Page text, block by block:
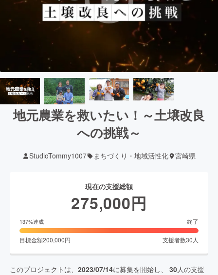
地元農業を救いたい！～土壌改良
への挑戦～
StudioTommy1007 まちづくり・地域活性化 宮崎県
現在の支援総額
275,000円
137%達成 終了
目標金額200,000円 支援者数30 人
このプロジェクトは、 2023/07/14に募集を開始し、 30人の支援